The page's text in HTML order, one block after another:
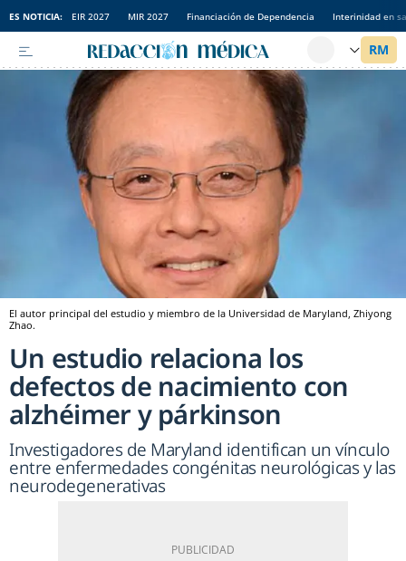
ES NOTICIA: EIR 2027 MIR 2027 Financiación de Dependencia Interinidad en
El autor principal del estudio y miembro de la Universidad de Maryland, Zhiyong
Zhao.
Un estudio relaciona los
defectos de nacimiento con
alzhéimer y párkinson
Investigadores de Maryland identifican un vínculo
entre enfermedades congénitas neurológicas y las
neurodegenerativas